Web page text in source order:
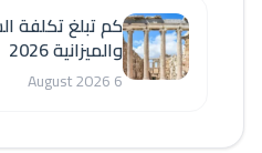
كم تبلغ تكلفة السفر
والميزانية 2026
6 August 2026